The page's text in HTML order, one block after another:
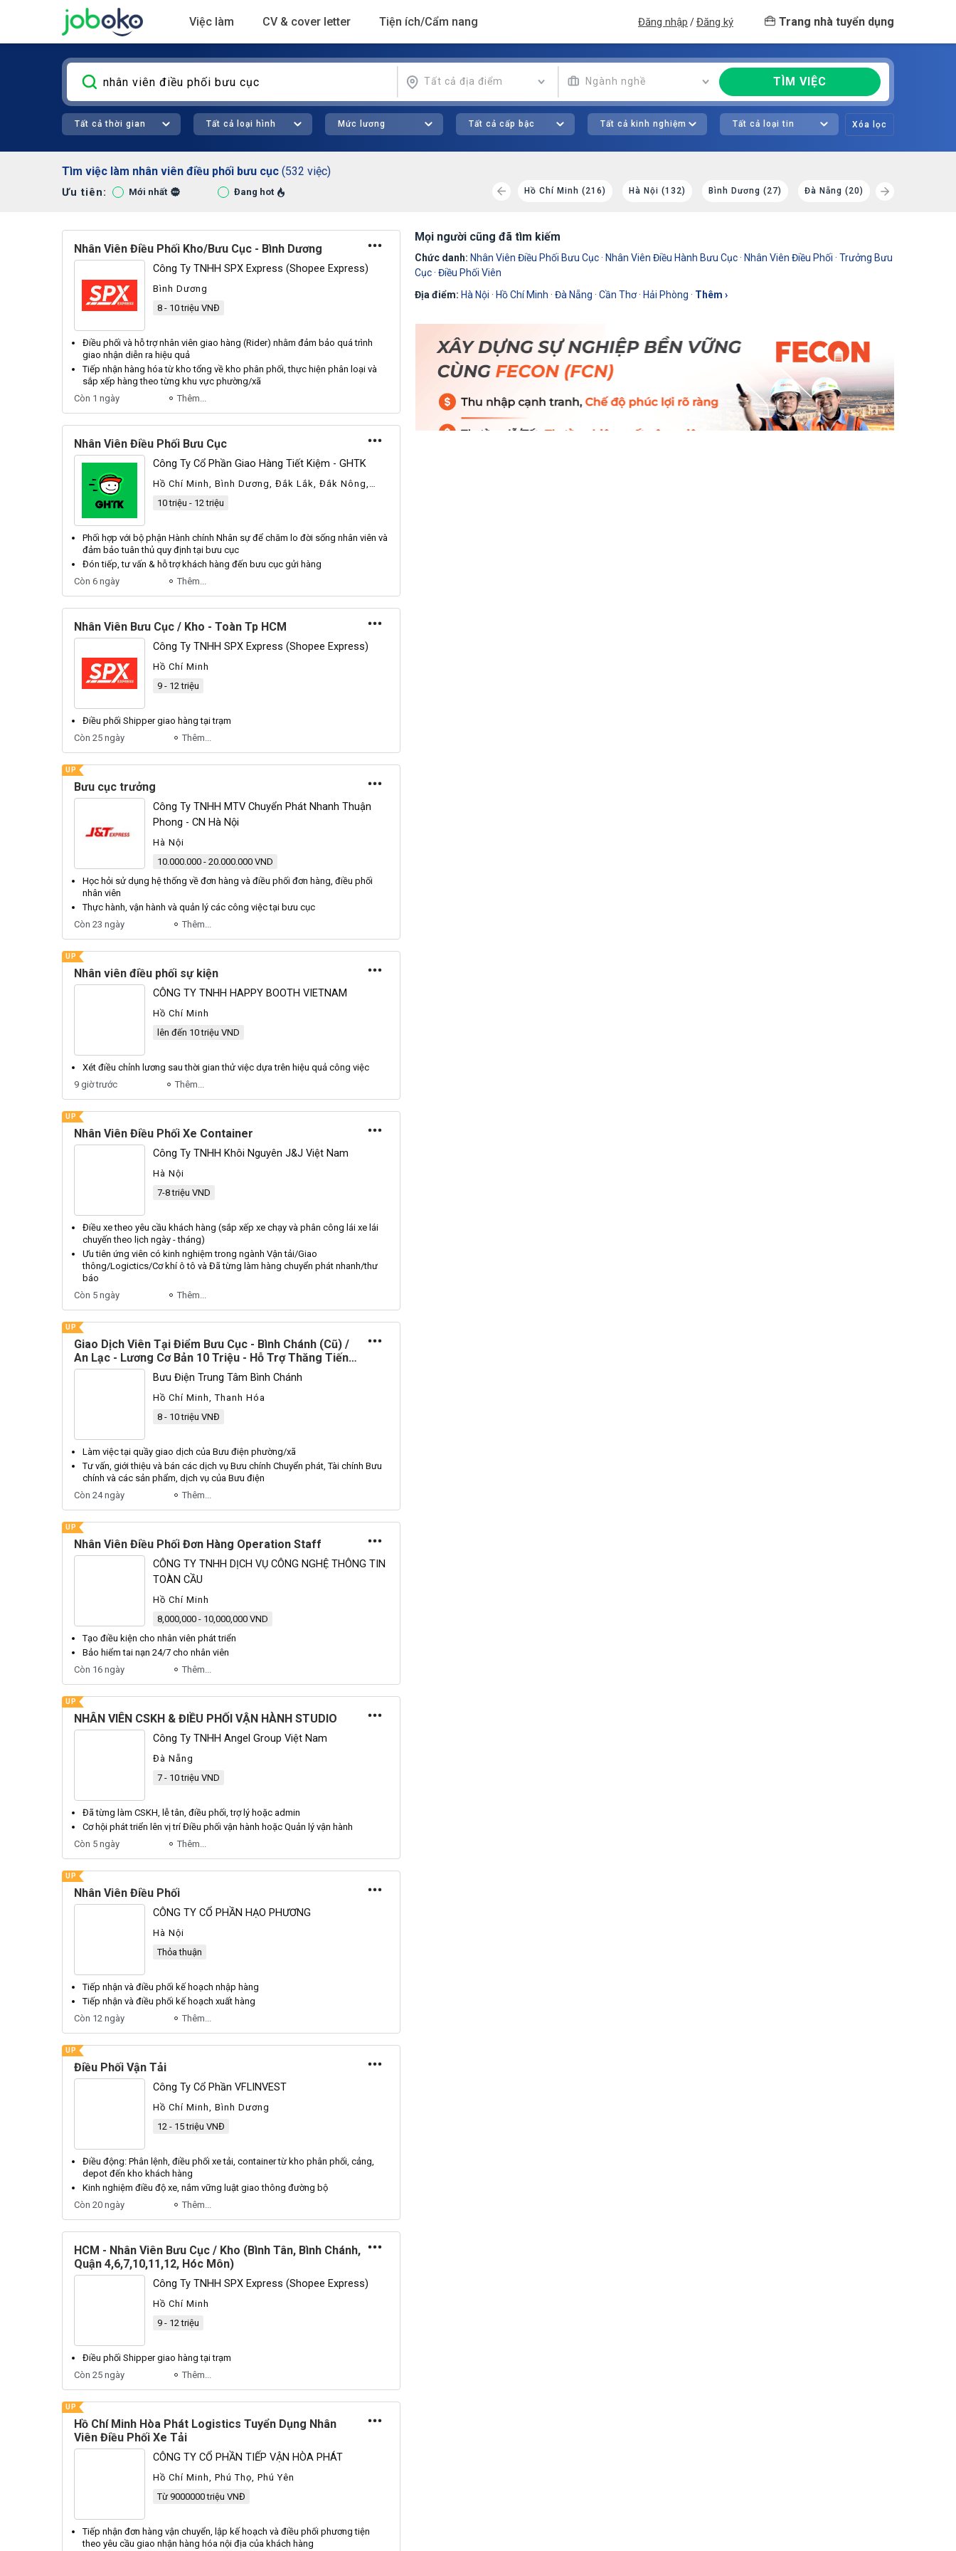
Việc làm CV & cover letter Tiện ích/Cẩm nang Đăng nhập /Đăng ký Trang nhà tuyển dụng
Tất cả địa điểm Ngành nghề TÌM VIỆC
Tất cả thời gian Tất cả loại hình Mức lương Tất cả cấp bậc Tất cả kinh nghiệm Tất cả loại tin Xóa lọc
Tìm việc làm nhân viên điều phối bưu cục (532 việc)
Ưu tiên: Mới nhất Đang hot
Hà Nội (132) Bình Dương (27) Đồng Nai (19) Hồ Chí Minh (216) Hà Nội (132) Bình Dương (27) Đà Nẵng (20) Đồng Nai (19)
Nhân Viên Điều Phối Kho/Bưu Cục - Bình Dương
Công Ty TNHH SPX Express (Shopee Express)
Bình Dương
8 - 10 triệu VNĐ
Điều phối và hỗ trợnhân viên giao hàng (Rider) nhằm đảm bảo quá trình
giao nhận diễn ra hiệu quả
Tiếp nhận hàng hóa từ kho tổng về kho phân phối, thực hiện phân loại và
sắp xếp hàng theo từng khu vực phường/xã
Còn 1 ngày
Thêm...
Nhân Viên Điều Phối Bưu Cục
Công Ty Cổ Phần Giao Hàng Tiết Kiệm - GHTK
Hồ Chí Minh, Bình Dương, Đắk Lắk, Đắk Nông,
Đồng, Tây Ninh, Khác
10 triệu - 12 triệu
Phối hợp với bộ phận Hành chính Nhân sự để chăm lo đời sống nhân viên và
đảm bảo tuân thủ quy định tại bưu cục
Đón tiếp, tư vấn & hỗ trợ khách hàng đến bưu cục gửi hàng
Còn 6 ngày
Thêm...
Nhân Viên Bưu Cục / Kho - Toàn Tp HCM
Công Ty TNHH SPX Express (Shopee Express)
Hồ Chí Minh
9 - 12 triệu
Điều phối Shipper giao hàng tại trạm
Còn 25 ngày
Thêm...
UP
Bưu cục trưởng
Công Ty TNHH MTV Chuyển Phát Nhanh Thuận
Phong - CN Hà Nội
Hà Nội
10.000.000 - 20.000.000 VND
Học hỏi sử dụng hệ thống về đơn hàng và điều phối đơn hàng, điều phối
nhân viên
Thực hành, vận hành và quản lý các công việc tại bưu cục
Còn 23 ngày
Thêm...
UP
Nhân viên điều phối sự kiện
CÔNG TY TNHH HAPPY BOOTH VIETNAM
Hồ Chí Minh
lên đến 10 triệu VND
Xét điều chỉnh lương sau thời gian thử việc dựa trên hiệu quả công việc
9 giờ trước
Thêm...
UP
Nhân Viên Điều Phối Xe Container
Công Ty TNHH Khôi Nguyên J&j Việt Nam
Hà Nội
7-8 triệu VND
Điều xe theo yêu cầu khách hàng (sắp xếp xe chạy và phân công lái xe lái
chuyến theo lịch ngày - tháng)
Ưu tiên ứng viên có kinh nghiệm trong ngành Vận tải/Giao
thông/Logictics/Cơ khí ô tô và Đã từng làm hàng chuyển phát nhanh/thư
báo
Còn 5 ngày
Thêm...
UP
Giao Dịch Viên Tại Điểm Bưu Cục - Bình Chánh (Cũ) /
An Lạc - Lương Cơ Bản 10 Triệu - Hỗ Trợ Thăng Tiến
Trong Tương LaiBưu Điện Trung Tâm Bình Chánh
Hồ Chí Minh, Thanh Hóa
8 - 10 triệu VNĐ
Làm việc tại quầy giao dịch của Bưu điện phường/xã
Tư vấn, giới thiệu và bán các dịch vụ Bưu chính Chuyển phát, Tài chính Bưu
chính và các sản phẩm, dịch vụ của Bưu điện
Còn 24 ngày
Thêm...
UP
Nhân Viên Điều Phối Đơn Hàng Operation Staff
CÔNG TY TNHH DỊCH VỤ CÔNG NGHỆ THÔNG TIN
TOÀN CẦU
Hồ Chí Minh
8,000,000 - 10,000,000 VND
Tạo điều kiện cho nhân viên phát triển
Bảo hiểm tai nạn 24/7 cho nhân viên
Còn 16 ngày
Thêm...
UP
NHÂN VIÊN CSKH & ĐIỀU PHỐI VẬN HÀNH STUDIO
Công Ty TNHH Angel Group Việt Nam
Đà Nẵng
7 - 10 triệu VND
Đã từng làm CSKH, lễ tân, điều phối, trợ lý hoặc admin
Cơ hội phát triển lên vị tríĐiều phối vận hành hoặc Quản lý vận hành
Còn 5 ngày
Thêm...
UP
Nhân Viên Điều Phối
CÔNG TY CỔ PHẦN HẠO PHƯƠNG
Hà Nội
Thỏa thuận
Tiếp nhận và điều phối kế hoạch nhập hàng
Tiếp nhận và điều phối kế hoạch xuất hàng
Còn 12 ngày
Thêm...
UP
Điều Phối Vận Tải
Công Ty Cổ Phần VFLINVEST
Hồ Chí Minh, Bình Dương
12 - 15 triệu VNĐ
Điều động: Phân lệnh, điều phối xe tải, container từ kho phân phối, cảng,
depot đến kho khách hàng
Kinh nghiệm điều độ xe, nắm vững luật giao thông đường bộ
Còn 20 ngày
Thêm...
HCM - Nhân Viên Bưu Cục / Kho (Bình Tân, Bình Chánh,
Quận 4,6,7,10,11,12, Hóc Môn)
Công Ty TNHH SPX Express (Shopee Express)
Hồ Chí Minh
9 - 12 triệu
Điều phối Shipper giao hàng tại trạm
Còn 25 ngày
Thêm...
UP
Hồ Chí Minh Hòa Phát Logistics Tuyển Dụng Nhân
Viên Điều Phối Xe Tải
CÔNG TY CỔ PHẦN TIẾP VẬN HÒA PHÁT
Hồ Chí Minh, Phú Thọ, Phú Yên
Từ 9000000 triệu VNĐ
Tiếp nhận đơn hàng vận chuyển, lập kế hoạch và điều phối phương tiện
theo yêu cầu giao nhận hàng hóa nội địa của khách hàng
Mọi người cũng đã tìm kiếm
Chức danh: Nhân Viên Điều Phối Bưu Cục· Nhân Viên Điều Hành Bưu Cục· Nhân Viên Điều Phối ·Trưởng Bưu
Cục·Điều Phối Viên
Địa điểm: Hà Nội · Hồ Chí Minh ·Đà Nẵng ·Cần Thơ· Hải Phòng · Thêm ›